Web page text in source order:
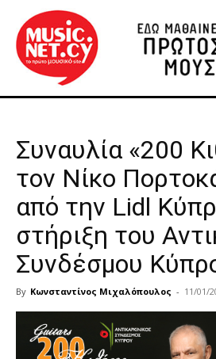
Συναυλία «200
τον Νίκο
από την Lidl
στήριξη του
Συνδέσμου
By Κωνσταντίνος Μιχαλόπουλος - 11/01/